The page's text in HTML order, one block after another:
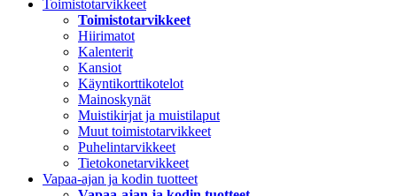
Toimistotarvikkeet
Toimistotarvikkeet
Hiirimatot
Kalenterit
Kansiot
Käyntikorttikotelot
Mainoskynät
Muistikirjat ja muistilaput
Muut toimistotarvikkeet
Puhelintarvikkeet
Tietokonetarvikkeet
Vapaa-ajan ja kodin tuotteet